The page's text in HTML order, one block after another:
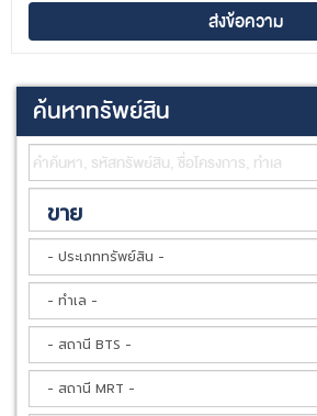
ค้นหาทรัพย์สิน